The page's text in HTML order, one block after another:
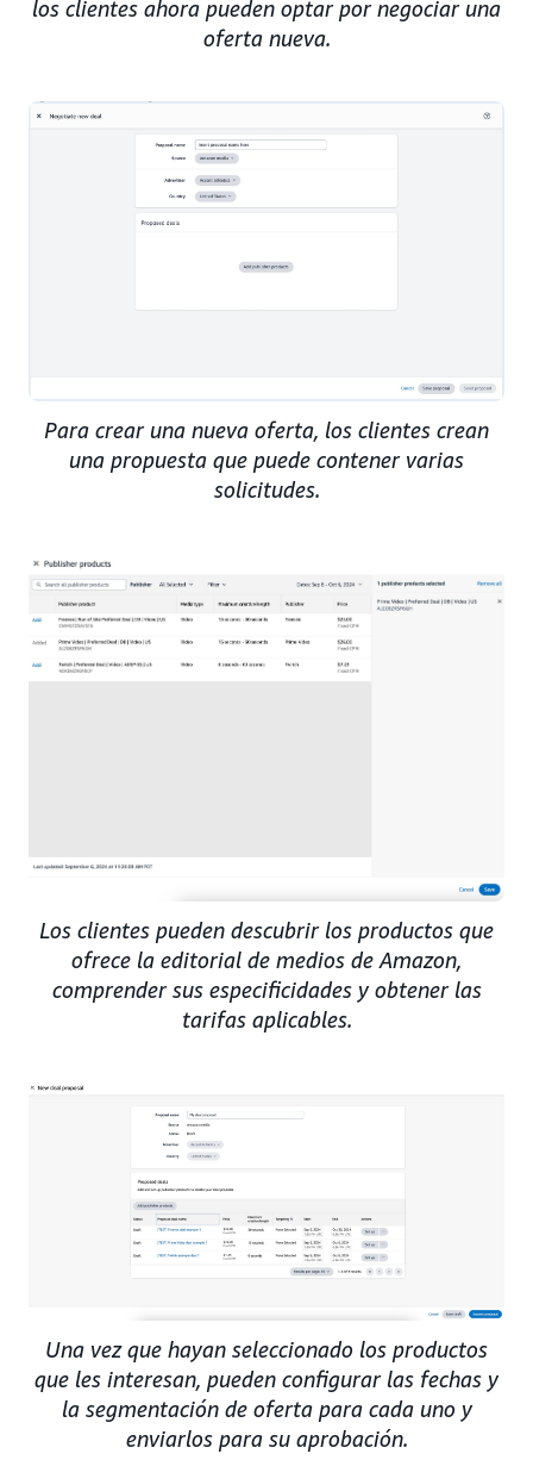
los clientes ahora pueden optar por negociar una
oferta nueva.
Para crear una nueva oferta, los clientes crean
una propuesta que puede contener varias
solicitudes.
Los clientes pueden descubrir los productos que
ofrece la editorial de medios de Amazon,
comprender sus especificidades y obtener las
tarifas aplicables.
Una vez que hayan seleccionado los productos
que les interesan, pueden configurar las fechas y
la segmentación de oferta para cada uno y
enviarlos para su aprobación.